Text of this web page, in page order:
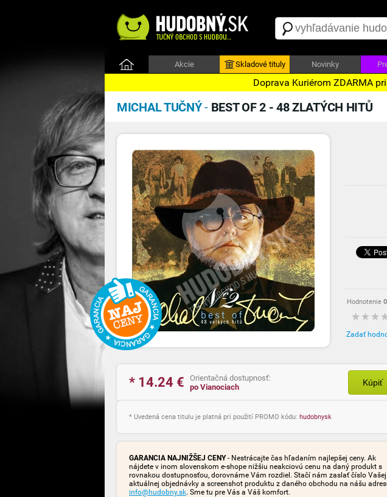
Akcie Skladové tituly Novinky
Doprava Kuriérom ZDARMA
MICHAL TUČNÝ- BEST OF 2 - 48 ZLATÝCH HITŮ
Hodnotenie 0
Zadať
* 14.24 €
Orientačná dostupnosť:
po Vianociach
Kúpiť
* Uvedená cena titulu je platná pri použití PROMO kódu: hudobnysk
GARANCIA NAJNIŽŠEJ CENY- Nestrácajte čas hľadaním najlepšej ceny. Ak
nájdete v inom slovenskom e-shope nižšiu neakciovú cenu na daný produkt s
rovnakou dostupnosťou, dorovnáme Vám rozdiel. Stačí nám zaslať číslo Vašej
aktuálnej objednávky a screenshot produktu z daného obchodu na nášu
info@hudobny.sk. Sme tu pre Vás a Váš komfort.